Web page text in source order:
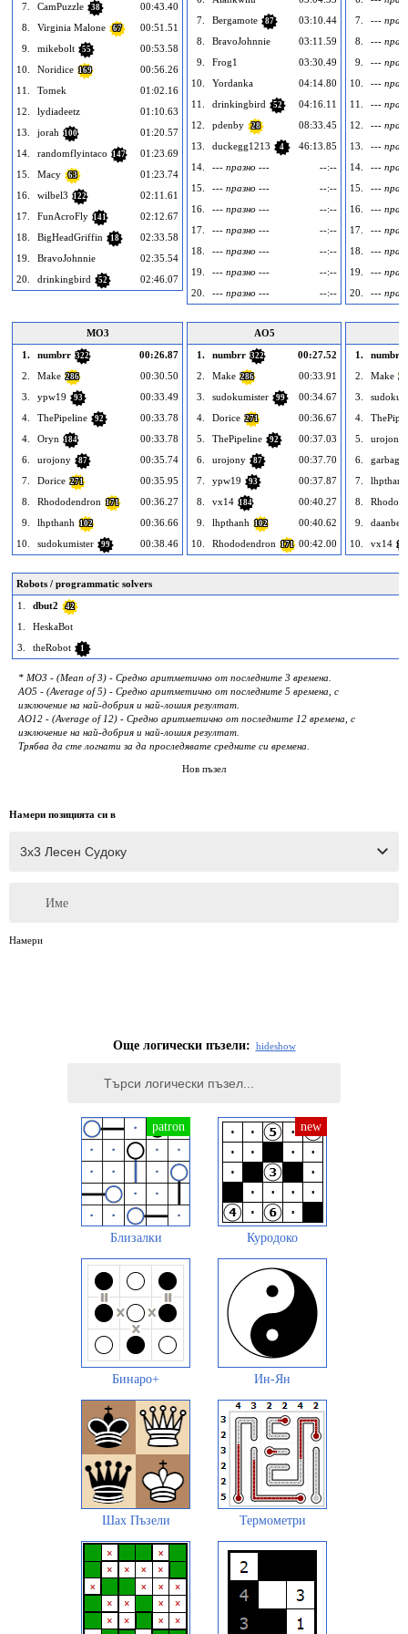
7.
CamPuzzle 38
00:43.40
8.
Virginia Malone 67
00:51.51
9.
mikebolt 55
00:53.58
10.
Noridice 169
00:56.26
11.
Tomek
01:02.16
12.
lydiadeetz
01:10.63
13.
jorah 100
01:20.57
14.
randomflyintaco 147
01:23.69
15.
Macy 63
01:23.74
16.
wilbel3 122
02:11.61
17.
FunAcroFly 141
02:12.67
18.
BigHeadGriffin 18
02:33.58
19.
BravoJohnnie
02:35.54
20.
drinkingbird 52 02:46.07
7.
Bergamote 87
03:10.44
8.
BravoJohnnie
03:11.59
9.
Frog1
03:30.49
10.
Yordanka
04:14.80
11.
drinkingbird 52
04:16.11
12.
pdenby 28
08:33.45
13.
duckegg1213 4
46:13.85
14.
--- празно ---
--:--
15.
--- празно ---
--:--
16.
--- празно ---
--:--
17.
--- празно ---
--:--
18.
--- празно ---
--:--
19.
--- празно ---
--:--
20.
--- празно --- --:--
7.
---
8.
---
9.
---
10.
---
11.
---
12.
---
13.
---
14.
---
15.
---
16.
---
17.
---
18.
---
19.
---
20.
---
MO3
1.
numbrr 322
00:26.87
2.
Make 286
00:30.50
3.
ypw19 93
00:33.49
4.
ThePipeline 92
00:33.78
4.
Oryn 184
00:33.78
6.
urojony 87
00:35.74
7.
Dorice 271
00:35.95
8.
Rhododendron 171
00:36.27
9.
lhpthanh 102
00:36.66
10.
sudokumister 99 00:38.46
AO5
1.
numbrr 322
00:27.52
2.
Make 286
00:33.91
3.
sudokumister 99
00:34.67
4.
Dorice 271
00:36.67
5.
ThePipeline 92
00:37.03
6.
urojony 87
00:37.70
7.
ypw19 93
00:37.87
8.
vx14 184
00:40.27
9.
lhpthanh 102
00:40.62
10.
Rhododendron 171 00:42.00
1.
numbrr
2.
Make
3.
4.
5.
urojony
6.
garbage
7.
lhpthanh
8.
9.
daanbe
10. vx14
Robots / programmatic solvers
1.
dbut2 42
1.
HeskaBot
3.
theRobot 1
* MO3 - (Mean of 3) - Средно аритметично от последните 3 времена.
AO5 - (Average of 5) - Средно аритметично от последните 5 времена, с
изключение на най-добрия и най-лошия резултат.
AO12 - (Average of 12) - Средно аритметично от последните 12 времена, с
изключение на най-добрия и най-лошия резултат.
Трябва да сте логнати за да проследявате средните си времена.
Нов пъзел
Намери позицията си в
Име
Намери
Още логически пъзели: hideshow
Близалки Куродоко
Бинаро+ Ин-Ян
Шах Пъзели Термометри